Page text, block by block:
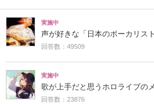
実施中
声が好きな「日本のボーカリス
回答数：49509
実施中
歌が上手だと思うホロライブの
回答数：23876